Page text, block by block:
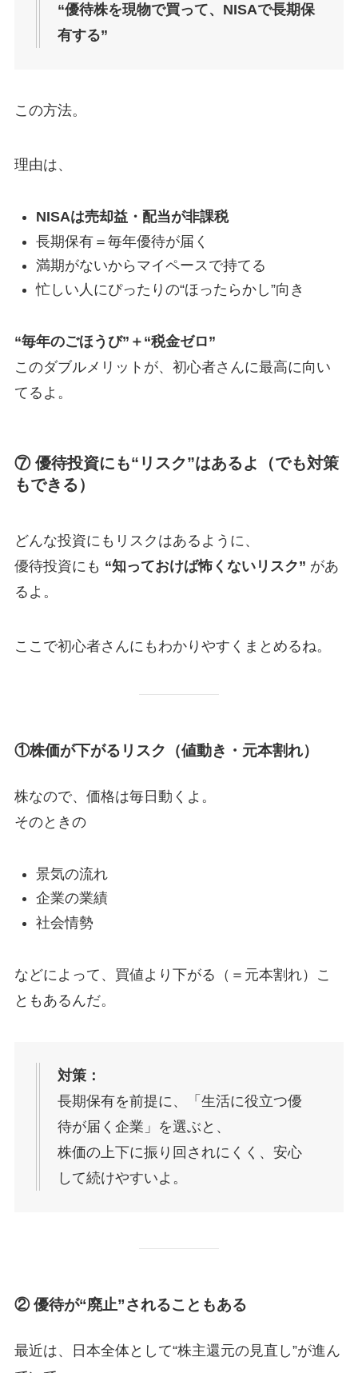
“優待株を現物で買って、NISAで長期保
有する”
この方法。
理由は、
NISAは売却益・配当が非課税
長期保有＝毎年優待が届く
満期がないからマイペースで持てる
忙しい人にぴったりの“ほったらかし”向き
“毎年のごほうび”＋“税金ゼロ”
このダブルメリットが、初心者さんに最高に向い
てるよ。
⑦ 優待投資にも“リスク”はあるよ（でも対策
もできる）
どんな投資にもリスクはあるように、
優待投資にも “知っておけば怖くないリスク” があ
るよ。
ここで初心者さんにもわかりやすくまとめるね。
①株価が下がるリスク（値動き・元本割れ）
株なので、価格は毎日動くよ。
そのときの
景気の流れ
企業の業績
社会情勢
などによって、買値より下がる（＝元本割れ）こ
ともあるんだ。
対策：
長期保有を前提に、「生活に役立つ優
待が届く企業」を選ぶと、
株価の上下に振り回されにくく、安心
して続けやすいよ。
② 優待が“廃止”されることもある
最近は、日本全体として“株主還元の見直し”が進ん